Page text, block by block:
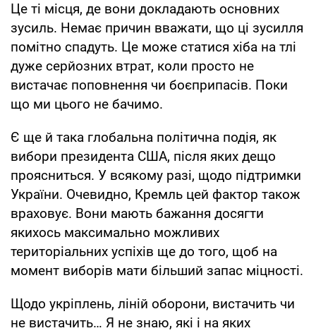
Це ті місця, де вони докладають основних
зусиль. Немає причин вважати, що ці зусилля
помітно спадуть. Це може статися хіба на тлі
дуже серйозних втрат, коли просто не
вистачає поповнення чи боєприпасів. Поки
що ми цього не бачимо.
Є ще й така глобальна політична подія, як
вибори президента США, після яких дещо
проясниться. У всякому разі, щодо підтримки
України. Очевидно, Кремль цей фактор також
враховує. Вони мають бажання досягти
якихось максимально можливих
територіальних успіхів ще до того, щоб на
момент виборів мати більший запас міцності.
Щодо укріплень, ліній оборони, вистачить чи
не вистачить… Я не знаю, які і на яких